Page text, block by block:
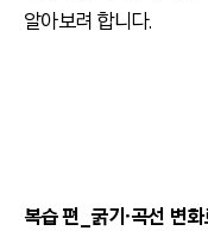
알아보려 합니다.
복습 편_굵기∙곡선 변